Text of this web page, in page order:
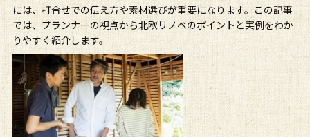
には、打合せでの伝え方や素材選びが重要になります。この記事
では、プランナーの視点から北欧リノベのポイントと実例をわか
りやすく紹介します。